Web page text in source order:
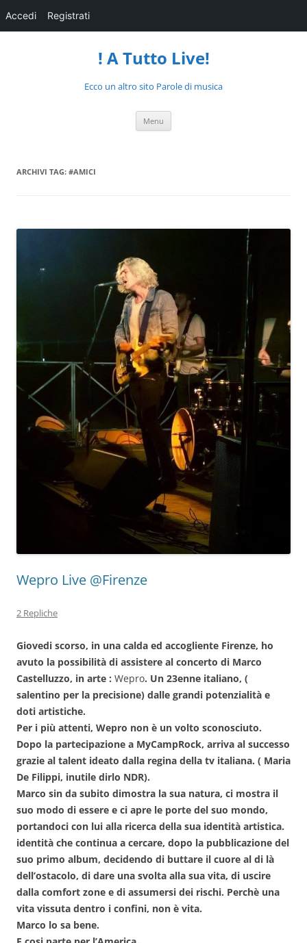
Accedi Registrati
! A Tutto Live!
Ecco un altro sito Parole di musica
Menu
ARCHIVI TAG: #AMICI
Wepro Live @Firenze
2 Repliche
Giovedi scorso, in una calda ed accogliente Firenze, ho
avuto la possibilità di assistere al concerto di Marco
Castelluzzo, in arte : Wepro. Un 23enne italiano, (
salentino per la precisione) dalle grandi potenzialità e
doti artistiche.
Per i più attenti, Wepro non è un volto sconosciuto.
Dopo la partecipazione a MyCampRock, arriva al successo
grazie al talent ideato dalla regina della tv italiana. ( Maria
De Filippi, inutile dirlo NDR).
Marco sin da subito dimostra la sua natura, ci mostra il
suo modo di essere e ci apre le porte del suo mondo,
portandoci con lui alla ricerca della sua identità artistica.
identità che continua a cercare, dopo la pubblicazione del
suo primo album, decidendo di buttare il cuore al di là
dell’ostacolo, di dare una svolta alla sua vita, di uscire
dalla comfort zone e di assumersi dei rischi. Perchè una
vita vissuta dentro i confini, non è vita.
Marco lo sa bene.